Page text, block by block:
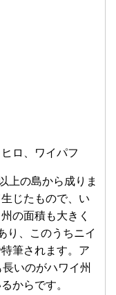
ロ、ワイパフ
上の島から成りま
じたもので、い
の面積も大きく
り、このうちニイ
筆されます。ア
いのがハワイ州
からです。